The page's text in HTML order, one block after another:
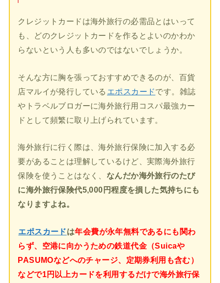
クレジットカードは海外旅行の必需品とはいって
も、どのクレジットカードを作るとよいのかわか
らないという人も多いのではないでしょうか。
そんな方に胸を張っておすすめできるのが、百貨
店マルイが発行している エポスカードです。雑誌
やトラベルブロガーに海外旅行用コスパ最強カー
ドとして頻繁に取り上げられています。
海外旅行に行く際は、海外旅行保険に加入する必
要があることは理解しているけど、実際海外旅行
保険を使うことはなく、 なんだか海外旅行のたび
に海外旅行保険代5,000円程度を損した気持ちにも
なりますよね。
エポスカードは年会費が永年無料であるにも関わ
らず、空港に向かうための鉄道代金（Suicaや
PASUMOなどへのチャージ、定期券利用も含む）
などで1円以上カードを利用するだけで海外旅行保